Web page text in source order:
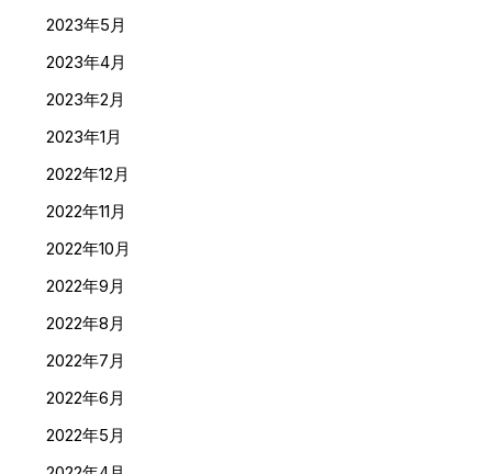
2023年5月
2023年4月
2023年2月
2023年1月
2022年12月
2022年11月
2022年10月
2022年9月
2022年8月
2022年7月
2022年6月
2022年5月